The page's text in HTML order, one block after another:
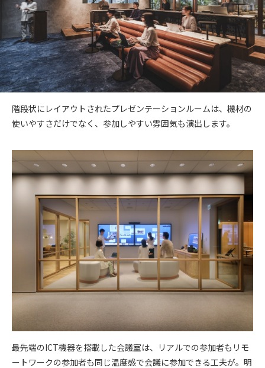
階段状にレイアウトされたプレゼンテーションルームは、機材の
使いやすさだけでなく、参加しやすい雰囲気も演出します。
最先端のICT機器を搭載した会議室は、リアルでの参加者もリモ
ートワークの参加者も同じ温度感で会議に参加できる工夫が。明